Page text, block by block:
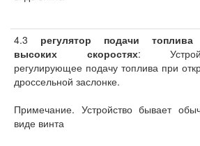
4.3 регулятор подачи
высоких скоростях:
регулирующее подачу топлива при
дроссельной заслонке.
Примечание. Устройство бывает
виде винта